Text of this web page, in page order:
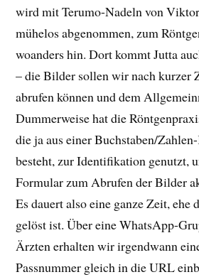
wird mit Terumo-Nadeln von
mühelos abgenommen, zum
woanders hin. Dort kommt Jutta
– die Bilder sollen wir nach kurzer
abrufen können und dem
Dummerweise hat die
die ja aus einer Buchstaben/
besteht, zur Identifikation genutzt,
Formular zum Abrufen der Bilder
Es dauert also eine ganze Zeit, ehe
gelöst ist. Über eine WhatsApp-
Ärzten erhalten wir irgendwann
Passnummer gleich in die URL